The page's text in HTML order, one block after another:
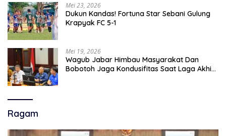
Mei 23, 2026
Dukun Kandas! Fortuna Star Sebani Gulung
Krapyak FC 5-1
Mei 19, 2026
Wagub Jabar Himbau Masyarakat Dan
Bobotoh Jaga Kondusifitas Saat Laga Akhir
Ragam